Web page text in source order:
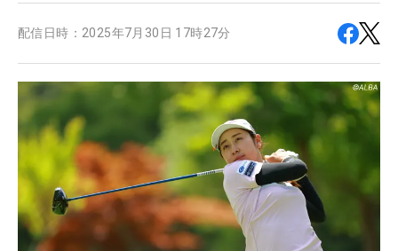
配信日時： 2025年7月30日 17時27分